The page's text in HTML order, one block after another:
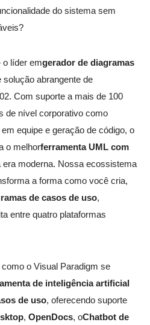
do sistema sem
líder emgerador de diagramas
solução abrangente de
Com suporte a mais de 100
de nível corporativo como
equipe e geração de código, o
o melhorferramenta UML com
era moderna. Nossa ecossistema
a forma como você cria,
de casos de uso,
entre quatro plataformas
o Visual Paradigm se
de inteligência artificial
de uso, oferecendo suporte
, OpenDocs, oChatbot de